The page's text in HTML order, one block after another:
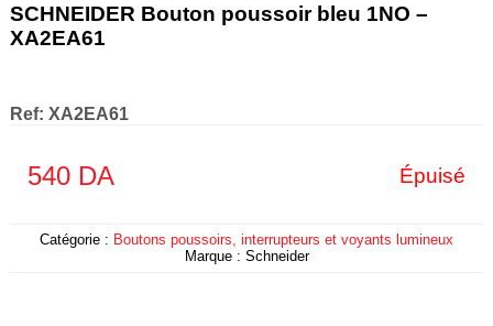
SCHNEIDER Bouton poussoir bleu 1NO –
XA2EA61
Ref: XA2EA61
540DA Épuisé
Catégorie : Boutons poussoirs, interrupteurs et voyants lumineux
Marque : Schneider